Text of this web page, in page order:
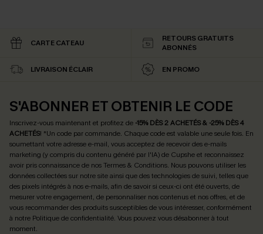
CARTE CATEAU
RETOURS GRATUITS
ABONNÉS
LIVRAISON ÉCLAIR EN PROMO
S'ABONNER ET OBTENIR LE CODE
Inscrivez-vous maintenant et profitez de -15% DÈS 2 ACHETÉS & -25% DÈS 4
ACHETÉS! *Un code par commande. Chaque code est valable une seule fois. En
soumettant votre adresse e-mail, vous acceptez de recevoir des e-mails
marketing (y compris du contenu généré par l'IA) de Cupshe et reconnaissez
avoir pris connaissance de nosTermes & Conditions. Nous pouvons utiliser les
données collectées sur notre site ainsi que des technologies de suivi, telles que
des pixels intégrés à nos e-mails, afin de savoir si ceux-ci ont été ouverts, de
mesurer votre engagement, de personnaliser nos contenus et nos offres, et de
vous recommander des produits susceptibles de vous intéresser, conformément
à notre Politique de confidentialité. Vous pouvez vous désabonner à tout
moment.